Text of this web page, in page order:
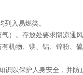
入易燃类。
）。存放处要求阴凉通风
机物、镁、铝、锌粉、
以保护人身安全，并防